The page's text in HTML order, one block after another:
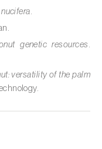
spp.)
genetic resources
versatility of the palm